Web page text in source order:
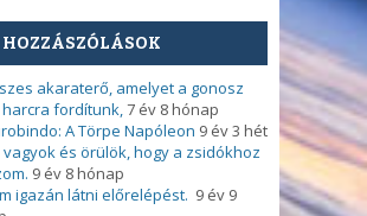
HOZZÁSZÓLÁSOK
akaraterő, amelyet a gonosz
fordítunk,7 év 8 hónap
A Törpe Napóleon 9 év 3 hét
vagyok és örülök, hogy a zsidókhoz
9 év 8 hónap
igazán látni előrelépést. 9 év 9